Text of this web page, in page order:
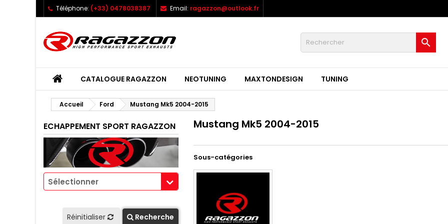
Téléphone: (+33) 0478038387 Email: ragazzon@outlook.fr

CATALOGUE RAGAZZON NEOTUNING MAXTONDESIGN TUNING
Accueil Ford Mustang Mk5 2004-2015
ECHAPPEMENT SPORT RAGAZZON
Sélectionner
Réinitialiser Recherche
Mustang Mk5 2004-2015
Sous-catégories